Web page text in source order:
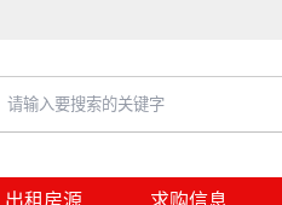
出租房源 求购信息